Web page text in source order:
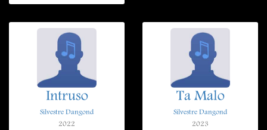
Intruso
Silvestre Dangond
2022
Ta Malo
Silvestre Dangond
2023